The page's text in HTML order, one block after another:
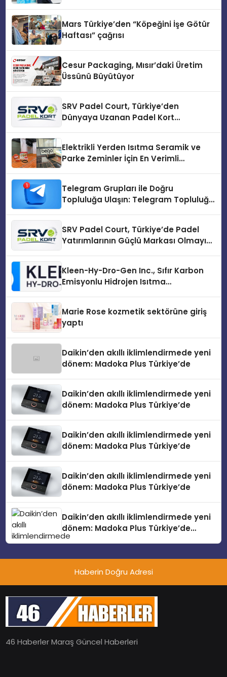
Mars Türkiye’den “Köpeğini İşe Götür
Haftası” çağrısı
Cesur Packaging, Mısır’daki Üretim
Üssünü Büyütüyor
SRV Padel Court, Türkiye’den
Dünyaya Uzanan Padel Kort
Elektrikli Yerden Isıtma Seramik ve
Parke Zeminler İçin En Verimli
Telegram Grupları ile Doğru
Topluluğa Ulaşın: Telegram Topluluğu
SRV Padel Court, Türkiye’de Padel
Yatırımlarının Güçlü Markası Olmayı
Kleen-Hy-Dro-Gen Inc., Sıfır Karbon
Emisyonlu Hidrojen Isıtma
Marie Rose kozmetik sektörüne giriş
yaptı
Daikin’den akıllı iklimlendirmede yeni
dönem: Madoka Plus Türkiye’de
Daikin’den akıllı iklimlendirmede yeni
dönem: Madoka Plus Türkiye’de
Daikin’den akıllı iklimlendirmede yeni
dönem: Madoka Plus Türkiye’de
Daikin’den akıllı iklimlendirmede yeni
dönem: Madoka Plus Türkiye’de
Daikin’den akıllı iklimlendirmede yeni
dönem: Madoka Plus Türkiye’de
Daikin’in kullanıcı dostu tasarımıyla
teknolojilerle donatılmış son modeli
VRV kontrol ünitesi Madoka Plus
Türkiye’de satışa sunuldu. Tam
dokunmatik ekranı, mobil uygulama
desteği ve akıllı sensör entegrasyonu
sayesinde iklimlendirme sistemlerinin
yönetimini daha kolay, konforlu ve
verimli hale getiriyor. Enerji
Haberin Doğru Adresi
46 Haberler Maraş Güncel Haberleri